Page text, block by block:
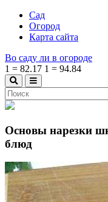
Сад
Огород
Карта сайта
Во саду ли в огороде
1 = 82.17 1 = 94.84
Основы нарезки
блюд